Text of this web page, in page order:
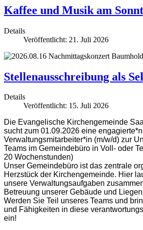
Kaffee und Musik am
Details
Veröffentlicht: 21. Juli 2026
Stellenausschreibung als
Details
Veröffentlicht: 15. Juli 2026
Die Evangelische Kirchengemeinde
sucht zum 01.09.2026 eine
Verwaltungsmitarbeiter*in (m/w/d) zur
Teams im Gemeindebüro in Voll- oder
20 Wochenstunden)
Unser Gemeindebüro ist das zentrale
Herzstück der Kirchengemeinde. Hier
unsere Verwaltungsaufgaben
Betreuung unserer Gebäude und
Werden Sie Teil unseres Teams und
und Fähigkeiten in diese
ein!